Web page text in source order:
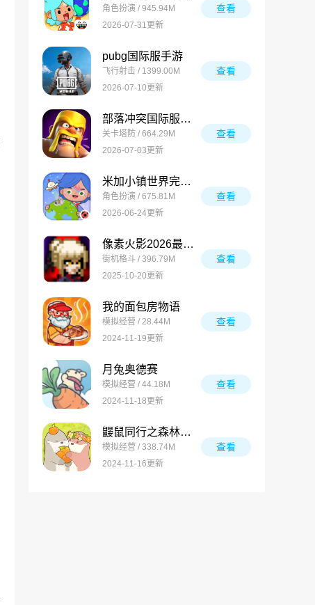
角色扮演 / 945.94M
2026-07-31更新
查看
pubg国际服手游
飞行射击 / 1399.00M
2026-07-10更新
查看
部落冲突国际服最新版
关卡塔防 / 664.29M
2026-07-03更新
查看
米加小镇世界完整版
角色扮演 / 675.81M
2026-06-24更新
查看
像素火影2026最新版
街机格斗 / 396.79M
2025-10-20更新
查看
我的面包房物语
模拟经营 / 28.44M
2024-11-19更新
查看
月兔奥德赛
模拟经营 / 44.18M
2024-11-18更新
查看
鼹鼠同行之森林之家万圣节版
模拟经营 / 338.74M
2024-11-16更新
查看